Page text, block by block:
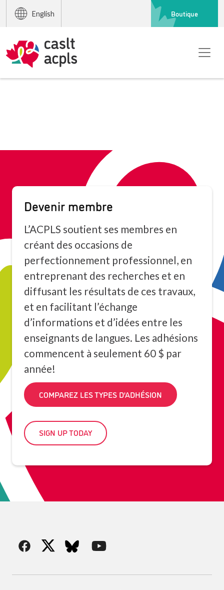
English Boutique
Devenir membre
L’ACPLS soutient ses membres en
créant des occasions de
perfectionnement professionnel, en
entreprenant des recherches et en
diffusant les résultats de ces travaux,
et en facilitant l’échange
d’informations et d’idées entre les
enseignants de langues. Les adhésions
commencent à seulement 60 $ par
année!
COMPAREZ LES TYPES D’ADHÉSION
SIGN UP TODAY